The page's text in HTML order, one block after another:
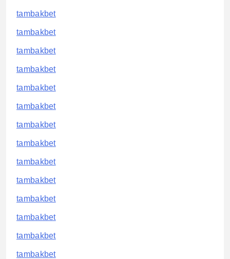
tambakbet
tambakbet
tambakbet
tambakbet
tambakbet
tambakbet
tambakbet
tambakbet
tambakbet
tambakbet
tambakbet
tambakbet
tambakbet
tambakbet